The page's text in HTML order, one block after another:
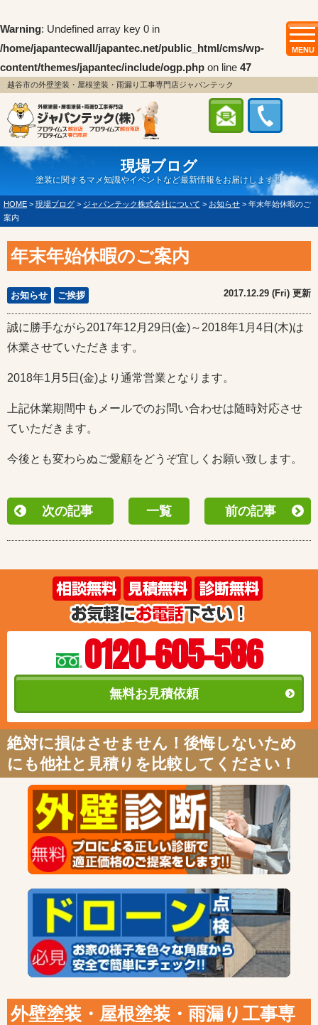
Warning: Undefined array key 0 in
/home/japantecwall/japantec.net/public_html/cms/wp-
content/themes/japantec/include/ogp.php on line 47
MENU
越谷市の外壁塗装・屋根塗装・雨漏り工事専門店ジャパンテック
現場ブログ
塗装に関するマメ知識やイベントなど最新情報をお届けします！
HOME > 現場ブログ > ジャパンテック株式会社について > お知らせ > 年末年始休暇のご
案内
年末年始休暇のご案内
お知らせ ご挨拶 2017.12.29 (Fri) 更新
誠に勝手ながら2017年12月29日(金)～2018年1月4日(木)は
休業させていただきます。
2018年1月5日(金)より通常営業となります。
上記休業期間中もメールでのお問い合わせは随時対応させ
ていただきます。
今後とも変わらぬご愛顧をどうぞ宜しくお願い致します。
次の記事 一覧 前の記事
0120-605-586
無料お見積依頼
絶対に損はさせません！後悔しないため
にも他社と見積りを比較してください！
外壁塗装・屋根塗装・雨漏り工事専